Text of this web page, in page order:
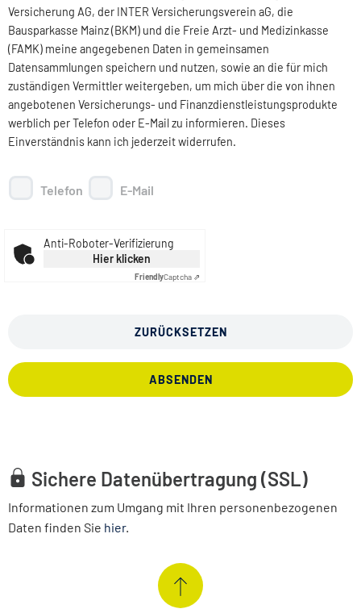
Versicherung AG, der INTER Versicherungsverein aG, die
Bausparkasse Mainz (BKM) und die Freie Arzt- und Medizinkasse
(FAMK) meine angegebenen Daten in gemeinsamen
Datensammlungen speichern und nutzen, sowie an die für mich
zuständigen Vermittler weitergeben, um mich über die von ihnen
angebotenen Versicherungs- und Finanzdienstleistungsprodukte
werblich per Telefon oder E-Mail zu informieren. Dieses
Einverständnis kann ich jederzeit widerrufen.
Telefon E-Mail
Anti-Roboter-Verifizierung
Hier klicken
FriendlyCaptcha ⇗
ZURÜCKSETZEN
ABSENDEN
Sichere Datenübertragung (SSL)
Informationen zum Umgang mit Ihren personenbezogenen
Daten finden Sie hier.